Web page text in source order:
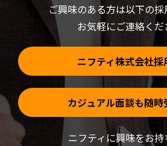
開
き
す)
ご興味のある方は以下の採
お気軽にご連絡くだ
ニフティ株式会社採
カジュアル面談も随時
ニフティに興味をお